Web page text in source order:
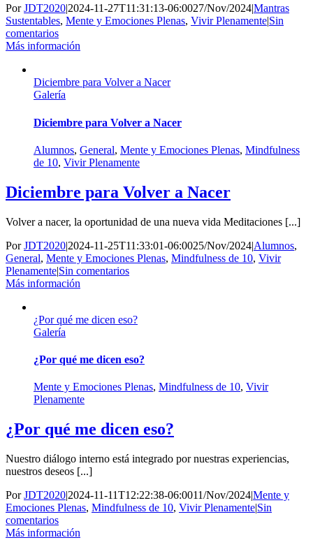
PorJDT2020|2024-11-27T11:31:13-06:0027/Nov/2024|Mantras
Sustentables, Mente y Emociones Plenas, Vivir Plenamente|Sin
comentarios
Más información
Diciembre para Volver a Nacer
Galería
Diciembre para Volver a Nacer
Alumnos, General, Mente y Emociones Plenas, Mindfulness
de 10, Vivir Plenamente
Diciembre para Volver a Nacer
Volver a nacer, la oportunidad de una nueva vida Meditaciones [...]
PorJDT2020|2024-11-25T11:33:01-06:0025/Nov/2024|Alumnos,
General, Mente y Emociones Plenas, Mindfulness de 10, Vivir
Plenamente|Sin comentarios
Más información
¿Por qué me dicen eso?
Galería
¿Por qué me dicen eso?
Mente y Emociones Plenas, Mindfulness de 10, Vivir
Plenamente
¿Por qué me dicen eso?
Nuestro diálogo interno está integrado por nuestras experiencias,
nuestros deseos [...]
PorJDT2020|2024-11-11T12:22:38-06:0011/Nov/2024|Mente y
Emociones Plenas, Mindfulness de 10, Vivir Plenamente|Sin
comentarios
Más información